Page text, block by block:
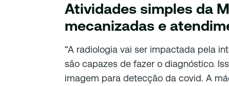
Atividades simples da
mecanizadas e
“A radiologia vai ser impactada pela
são capazes de fazer o diagnóstico.
imagem para detecção da covid. A